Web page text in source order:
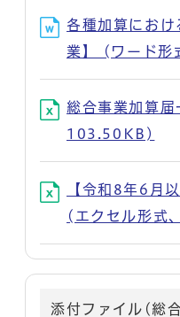
各種加算にお
業】 (ワード
総合事業加算届
103.50KB)
【令和8年6月
(エクセル形式
添付ファイル(総